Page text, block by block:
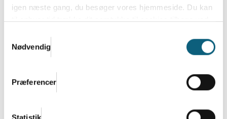
igen næste gang, du besøger vores hjemmeside. Du kan
til enhver tid trække dit samtykke til cookies tilbage ved
Danish.Cares privatlivs- og cookiepolitik
Nødvendig
Præferencer
Debatindlæg: Flere raske år kræver en
regeringsgrundlaget
ét spørgsmål være uomgængeligt: Hvordan sørger
vi...
Læs mere